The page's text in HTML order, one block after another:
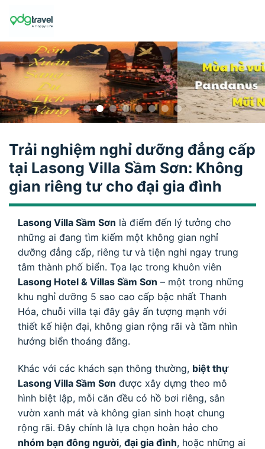
Trải nghiệm nghỉ dưỡng đẳng cấp
tại Lasong Villa Sầm Sơn: Không
gian riêng tư cho đại gia đình
Lasong Villa Sầm Sơn là điểm đến lý tưởng cho
những ai đang tìm kiếm một không gian nghỉ
dưỡng đẳng cấp, riêng tư và tiện nghi ngay trung
tâm thành phố biển. Tọa lạc trong khuôn viên
Lasong Hotel & Villas Sầm Sơn – một trong những
khu nghỉ dưỡng 5 sao cao cấp bậc nhất Thanh
Hóa, chuỗi villa tại đây gây ấn tượng mạnh với
thiết kế hiện đại, không gian rộng rãi và tầm nhìn
hướng biển thoáng đãng.
Khác với các khách sạn thông thường, biệt thự
Lasong Villa Sầm Sơn được xây dựng theo mô
hình biệt lập, mỗi căn đều có hồ bơi riêng, sân
vườn xanh mát và không gian sinh hoạt chung
rộng rãi. Đây chính là lựa chọn hoàn hảo cho
nhóm bạn đông người, đại gia đình, hoặc những ai